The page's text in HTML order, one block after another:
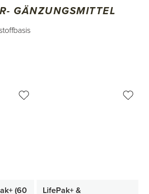
GÄNZUNGSMITTEL
(60
LifePak+ &